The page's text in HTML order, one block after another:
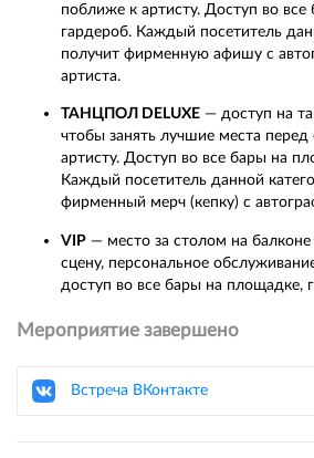
поближе к артисту. Доступ во
гардероб. Каждый посетитель
получит фирменную афишу с
артиста.
ТАНЦПОЛ DELUXE — доступ на
чтобы занять лучшие места
артисту. Доступ во все бары на
Каждый посетитель данной
фирменный мерч (кепку) с
VIP — место за столом на
сцену, персональное
доступ во все бары на площадке,
Мероприятие завершено
Встреча ВКонтакте